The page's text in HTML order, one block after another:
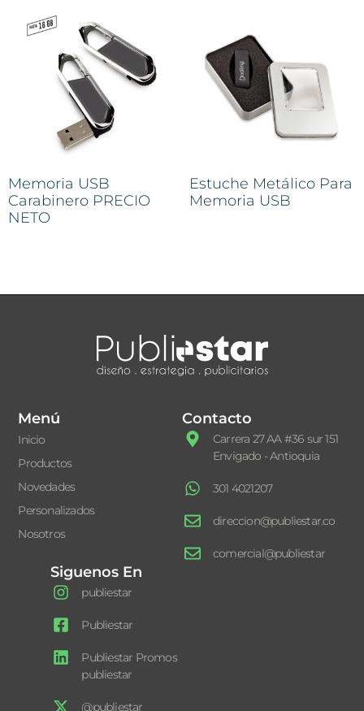
Memoria USB
Carabinero PRECIO
NETO
Estuche Metálico Para
Memoria USB
Menú
Inicio
Productos
Novedades
Personalizados
Nosotros
Contacto
Carrera 27 AA #36 sur 151
Envigado - Antioquia
301 4021207
direccion@publiestar.co
comercial@publiestar
Siguenos En
publiestar
Publiestar
Publiestar Promos
publiestar
@publiestar